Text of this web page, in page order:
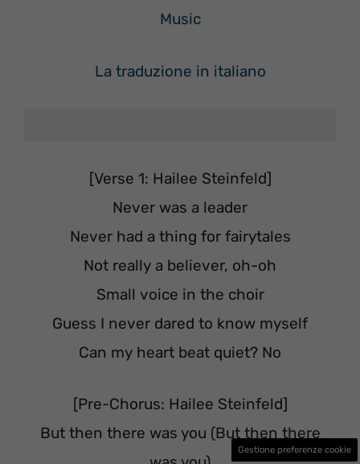
Music
La traduzione in italiano
[Verse 1: Hailee Steinfeld]
Never was a leader
Never had a thing for fairytales
Not really a believer, oh-oh
Small voice in the choir
Guess I never dared to know myself
Can my heart beat quiet? No
[Pre-Chorus: Hailee Steinfeld]
But then there was you (But then there
Gestione preferenze cookie